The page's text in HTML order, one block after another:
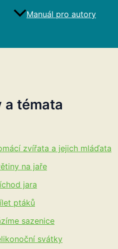
Manuál pro autory
a témata
zvířata a jejich mláďata
na jaře
jara
ptáků
sazenice
svátky